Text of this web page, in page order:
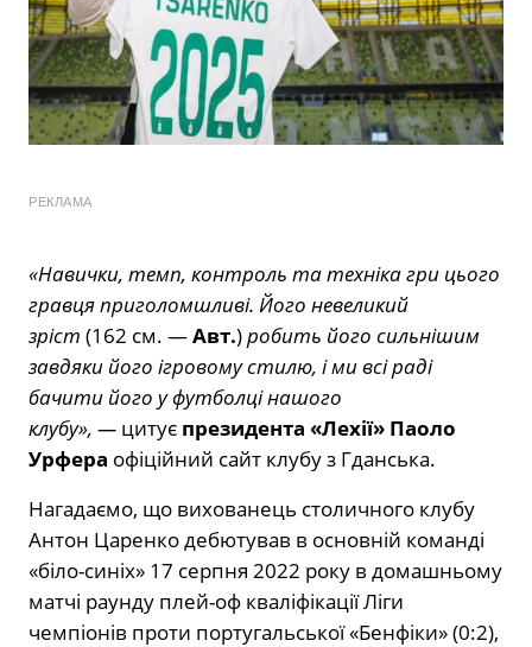
РЕКЛАМА
«Навички, темп, контроль та техніка гри цього
гравця приголомшливі. Його невеликий
зріст (162 см. —Авт.)робить його сильнішим
завдяки його ігровому стилю, і ми всі раді
бачити його у футболці нашого
клубу», — цитує президента «Лехії» Паоло
Урфера офіційний сайт клубу з Гданська.
Нагадаємо, що вихованець столичного клубу
Антон Царенко дебютував в основній команді
«біло-синіх» 17 серпня 2022 року в домашньому
матчі раунду плей-оф кваліфікації Ліги
чемпіонів проти португальської «Бенфіки» (0:2),